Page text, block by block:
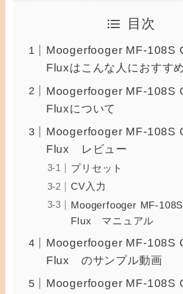
目次
Moogerfooger MF-108S
Fluxはこんな人におすす
Moogerfooger MF-108S
Fluxについて
Moogerfooger MF-108S
Flux レビュー
プリセット
CV入力
Moogerfooger MF-
Flux マニュアル
Moogerfooger MF-108S
Flux のサンプル動画
Moogerfooger MF-108S